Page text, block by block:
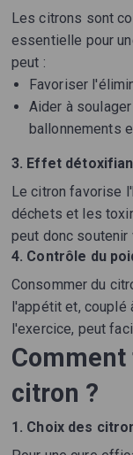
Les citrons sont
essentielle pour
peut :
Favoriser
Aider à
ballonnements
3. Effet
Le citron favorise
déchets et les
peut donc
4. Contrôle du
Consommer du
l'appétit et, couplé
l'exercice, peut
citron ?
1. Choix des